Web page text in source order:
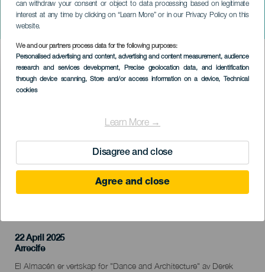
can withdraw your consent or object to data processing based on legitimate
interest at any time by clicking on “Learn More” or in our Privacy Policy on this
website.
We and our partners process data for the following purposes:
Personalised advertising and content, advertising and content measurement, audience
research and services development, Precise geolocation data, and identification
through device scanning, Store and/or access information on a device, Technical
cookies
Learn More →
Disagree and close
Agree and close
Derek Pedrós: Dans og
arkitektur
Imagen
Listado
22 April 2025
Localidad
Arrecife
Descripción
El Almacén er vertskap for "Dance and Architecture" av Derek